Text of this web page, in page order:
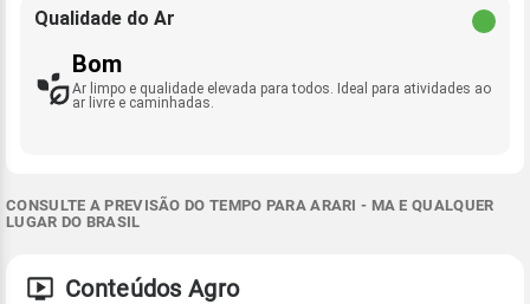
Qualidade do Ar
Bom
Ar limpo e qualidade elevada para todos. Ideal para atividades ao
ar livre e caminhadas.
CONSULTE A PREVISÃO DO TEMPO PARA ARARI - MA E QUALQUER
LUGAR DO BRASIL
Conteúdos Agro